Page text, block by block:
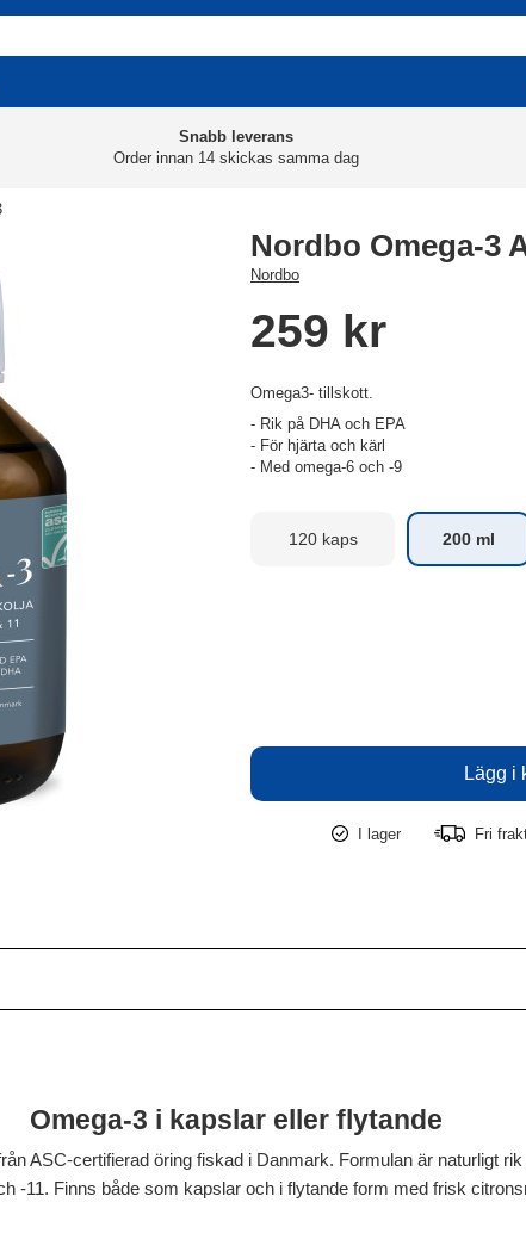
Snabb leverans
Order innan 14 skickas samma dag
Nordbo Omega-3
Nordbo
259 kr
Omega3- tillskott.
- Rik på DHA och EPA
- För hjärta och kärl
- Med omega-6 och -9
120 kaps 200 ml
I lager Fri
Omega-3 i kapslar eller flytande
ASC-certifierad öring fiskad i Danmark. Formulan är naturligt
-11. Finns både som kapslar och i flytande form med frisk